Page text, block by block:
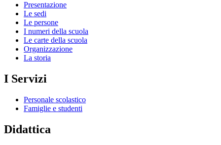
Presentazione
Le sedi
Le persone
I numeri della scuola
Le carte della scuola
Organizzazione
La storia
I Servizi
Personale scolastico
Famiglie e studenti
Didattica